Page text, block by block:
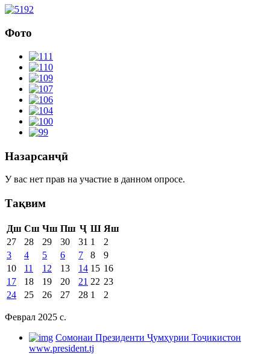
Фото
Назарсанҷӣ
У вас нет прав на участие в данном опросе.
Тақвим
Дш Сш Чш Пш Ҷ Ш Яш
27
28 29 30 31 1
2
3
4 5 6 7 8
9
10
11 12 13 14 15 16
17
18 19 20 21 22 23
24
25 26 27 28 1 2
Феврал 2025 c.
Cомонаи Президенти Ҷумҳурии Тоҷикистон
www.president.tj